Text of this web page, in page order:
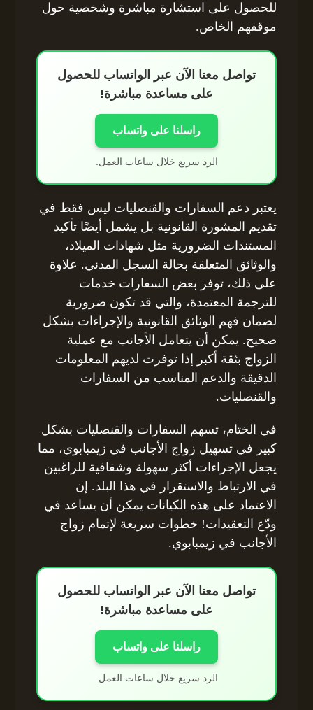
للحصول على استشارة مباشرة وشخصية حول
موقفهم الخاص.
تواصل معنا الآن عبر الواتساب للحصول
على مساعدة مباشرة!
راسلنا على واتساب
الرد سريع خلال ساعات العمل.
يعتبر دعم السفارات والقنصليات ليس فقط في
تقديم المشورة القانونية بل يشمل أيضًا تأكيد
المستندات الضرورية مثل شهادات الميلاد،
والوثائق المتعلقة بحالة السجل المدني. علاوة
على ذلك، توفر بعض السفارات خدمات
للترجمة المعتمدة، والتي قد تكون ضرورية
لضمان فهم الوثائق القانونية والإجراءات بشكل
صحيح. يمكن أن يتعامل الأجانب مع عملية
الزواج بثقة أكبر إذا توفرت لديهم المعلومات
الدقيقة والدعم المناسب من السفارات
والقنصليات.
في الختام، تسهم السفارات والقنصليات بشكل
كبير في تسهيل زواج الأجانب في زيمبابوي، مما
يجعل الإجراءات أكثر سهولة وشفافية للراغبين
في الارتباط والاستقرار في هذا البلد. إن
الاعتماد على هذه الكيانات يمكن أن يساعد في
ودّع التعقيدات! خطوات سريعة لإتمام زواج
الأجانب في زيمبابوي.
تواصل معنا الآن عبر الواتساب للحصول
على مساعدة مباشرة!
راسلنا على واتساب
الرد سريع خلال ساعات العمل.